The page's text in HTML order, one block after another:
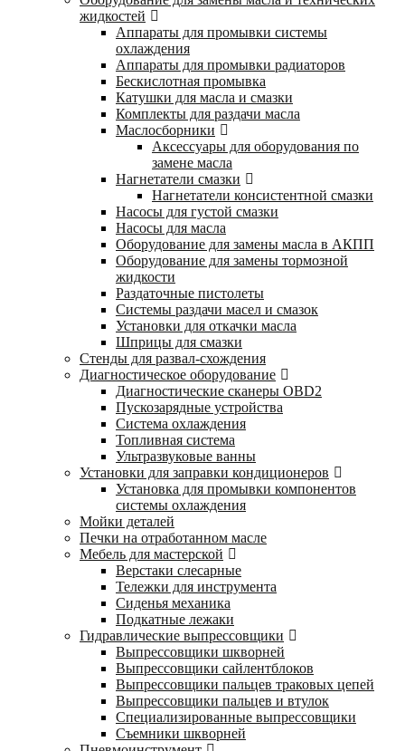
жидкостей
Аппараты для промывки системы
охлаждения
Аппараты для промывки радиаторов
Бескислотная промывка
Катушки для масла и смазки
Комплекты для раздачи масла
Маслосборники
Аксессуары для оборудования по
замене масла
Нагнетатели смазки
Нагнетатели консистентной смазки
Насосы для густой смазки
Насосы для масла
Оборудование для замены масла в АКПП
Оборудование для замены тормозной
жидкости
Раздаточные пистолеты
Системы раздачи масел и смазок
Установки для откачки масла
Шприцы для смазки
Стенды для развал-схождения
Диагностическое оборудование
Диагностические сканеры OBD2
Пускозарядные устройства
Система охлаждения
Топливная система
Ультразвуковые ванны
Установки для заправки кондиционеров
Установка для промывки компонентов
системы охлаждения
Мойки деталей
Печки на отработанном масле
Мебель для мастерской
Верстаки слесарные
Тележки для инструмента
Сиденья механика
Подкатные лежаки
Гидравлические выпрессовщики
Выпрессовщики шкворней
Выпрессовщики сайлентблоков
Выпрессовщики пальцев траковых цепей
Выпрессовщики пальцев и втулок
Специализированные выпрессовщики
Cъемники шкворней